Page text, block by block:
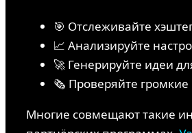
🎯 Отслеживайте
📈 Анализируйте
🚀 Генерируйте идеи
🗞️ Проверяйте громкие
Многие совмещают такие